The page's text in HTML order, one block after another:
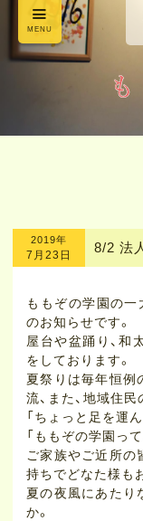
MENU
2019年
7月23日 8/2 法
ももぞの学園の一
のお知らせです。
屋台や盆踊り、和
をしております。
夏祭りは毎年恒例
流、また、地域住
「ちょっと足を運
「ももぞの学園っ
ご家族やご近所の
持ちでどなた様も
夏の夜風にあたり
か。